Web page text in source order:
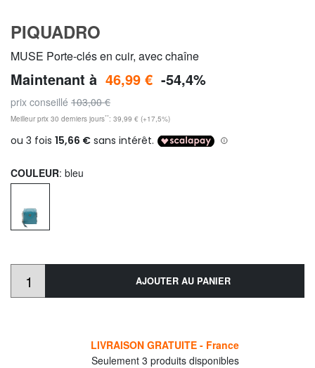
PIQUADRO
MUSE Porte-clés en cuir, avec chaîne
Maintenant à 46,99 € -54,4%
prix conseillé 103,00 €
Meilleur prix 30 derniers jours**: 39,99 € (+17,5%)
COULEUR: bleu
AJOUTER AU PANIER
LIVRAISON GRATUITE - France
Seulement 3 produits disponibles